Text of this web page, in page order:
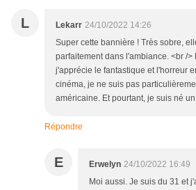
L Lekarr 24/10/2022 14:26
Super cette bannière ! Très sobre,
parfaitement dans l'ambiance. <br />
j'apprécie le fantastique et l'horreur
cinéma, je ne suis pas
américaine. Et pourtant, je suis né
Répondre
E Erwelyn 24/10/2022 16:49
Moi aussi. Je suis du 31 et